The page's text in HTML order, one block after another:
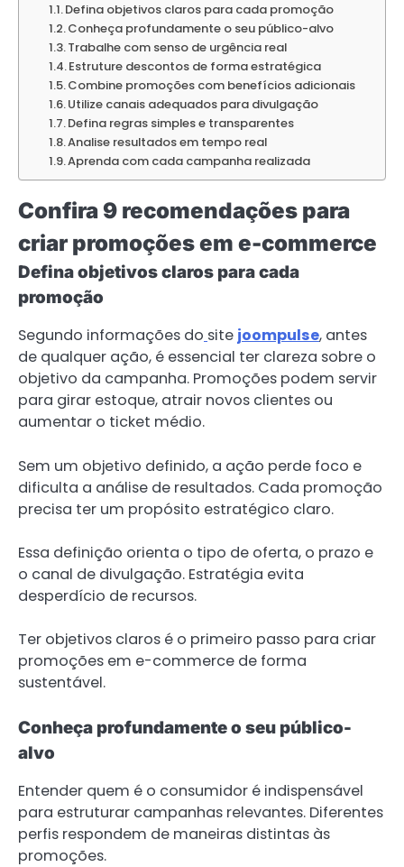
Defina objetivos claros para cada promoção
Conheça profundamente o seu público-alvo
Trabalhe com senso de urgência real
Estruture descontos de forma estratégica
Combine promoções com benefícios adicionais
Utilize canais adequados para divulgação
Defina regras simples e transparentes
Analise resultados em tempo real
Aprenda com cada campanha realizada
Confira 9 recomendações para
criar promoções em e-commerce
Defina objetivos claros para cada
promoção
Segundo informações do site joompulse, antes
de qualquer ação, é essencial ter clareza sobre o
objetivo da campanha. Promoções podem servir
para girar estoque, atrair novos clientes ou
aumentar o ticket médio.
Sem um objetivo definido, a ação perde foco e
dificulta a análise de resultados. Cada promoção
precisa ter um propósito estratégico claro.
Essa definição orienta o tipo de oferta, o prazo e
o canal de divulgação. Estratégia evita
desperdício de recursos.
Ter objetivos claros é o primeiro passo para criar
promoções em e-commerce de forma
sustentável.
Conheça profundamente o seu público-
alvo
Entender quem é o consumidor é indispensável
para estruturar campanhas relevantes. Diferentes
perfis respondem de maneiras distintas às
promoções.